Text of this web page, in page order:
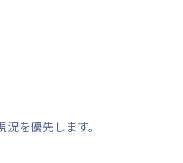
を優先します。